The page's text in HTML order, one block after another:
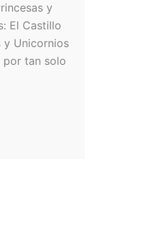
y
El Castillo
y Unicornios
por tan solo